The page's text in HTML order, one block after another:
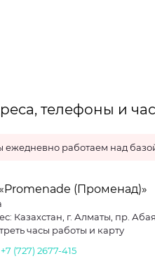
телефоны и
ежедневно работаем над
(Променад)»
Казахстан, г. Алматы, пр.
часы работы и карту
+7 (727) 2677-415